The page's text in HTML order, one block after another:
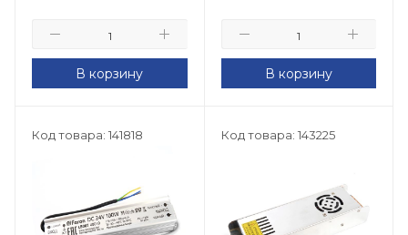
В корзину В корзину
Код товара: 141818 Код товара: 143225